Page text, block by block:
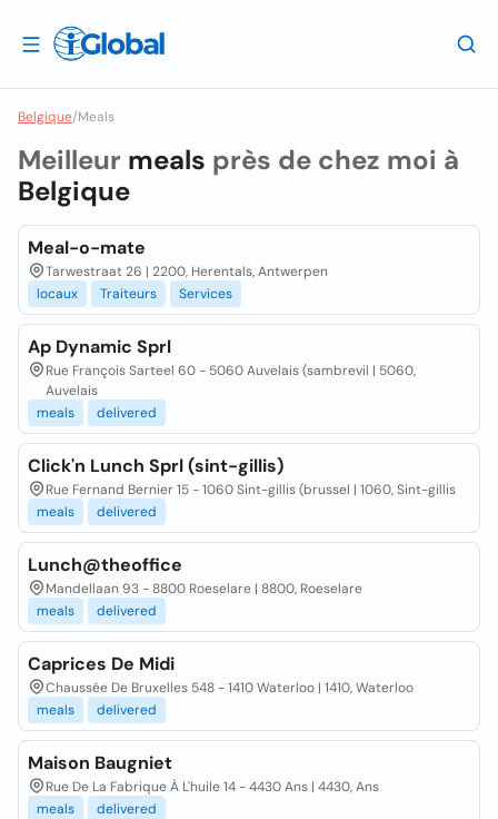
Belgique/Meals
Meilleur meals près de chez moi à
Belgique
Meal-o-mate
Tarwestraat 26 | 2200, Herentals, Antwerpen
locaux
Traiteurs Services
Ap Dynamic Sprl
Rue François Sarteel 60 - 5060 Auvelais (sambrevil | 5060,
Auvelais
meals
delivered
Click'n Lunch Sprl (sint-gillis)
Rue Fernand Bernier 15 - 1060 Sint-gillis (brussel | 1060, Sint-gillis
meals
delivered
Lunch@theoffice
Mandellaan 93 - 8800 Roeselare | 8800, Roeselare
meals
delivered
Caprices De Midi
Chaussée De Bruxelles 548 - 1410 Waterloo | 1410, Waterloo
meals
delivered
Maison Baugniet
Rue De La Fabrique À L'huile 14 - 4430 Ans | 4430, Ans
meals
delivered